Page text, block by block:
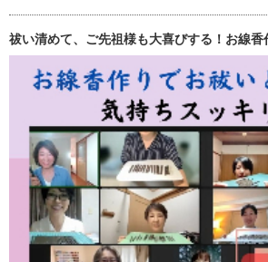
祓い清めて、ご先祖様も大喜びする！お線香